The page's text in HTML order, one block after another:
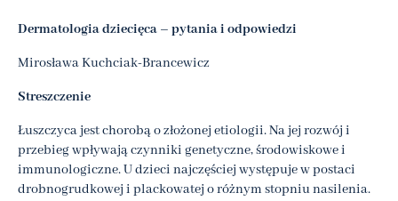
Dermatologia dziecięca – pytania i odpowiedzi
Mirosława Kuchciak-Brancewicz
Streszczenie
Łuszczyca jest chorobą o złożonej etiologii. Na jej rozwój i
przebieg wpływają czynniki genetyczne, środowiskowe i
immunologiczne. U dzieci najczęściej występuje w postaci
drobnogrudkowej i plackowatej o różnym stopniu nasilenia.